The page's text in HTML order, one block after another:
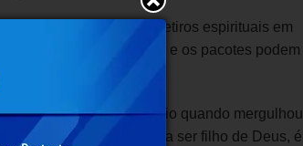
de ‘cura gay’ em retiros espirituais em
na Estância Paraíso, e os pacotes podem
ainda era missionário quando mergulhou
convencer de que, para ser filho de Deus, é